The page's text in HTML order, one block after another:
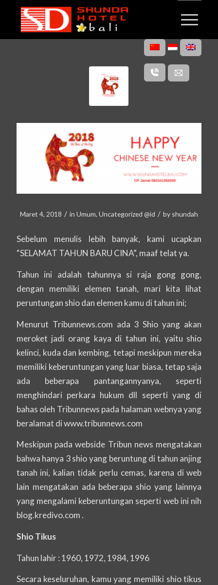
Maret 4, 2018 / in Umum, Uncategorized @id / by shundah
Sebelum menulis lebih banyak, kami ucapkan
“SELAMAT TAHUN BARU CINA”, maaf telat ya.
Tahun ini adalah tahunnya si raja gong gong,
dengan memiliki elemen tanah, mari kita lihat
peruntungan shio dan elemen kamu di tahun ini;
Menurut Tribunnews.com ada 3 Shio yang akan
meroket jadi orang kaya di tahun ini, yaitu shio
kelinci, kuda dan kembing, tetapi meskipun mereka
memiliki keberuntungan yang luar biasa, tetap saja
ada beberapa pantangannyanya, seperti
menghindari perkara hukum dll seperti yang di
bahas oleh Tribunnews pada halaman webnya yang
beralamat di www.tribunnews.com
Meskipun pada webside Tribun news mengatakan
bahwa hanya 3 shio yang beruntung di tahun anjing
tanah ini, kalian tidak perlu cemas, karena di web
lain mengatakan ada beberapa shio yang lainnya
yang mengalami keberuntungan seperti web ini nih
blog.kredivo.com .
Shio Tikus
Tahun lahir : 1960, 1972, 1984, 1996
Secara keseluruhan, kamu yang memiliki shio tikus